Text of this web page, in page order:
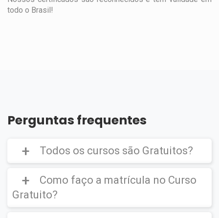
todo o Brasil!
Perguntas frequentes
Todos os cursos são Gratuitos?
Curso Gratuito,porém caso deseje emitir o
Como faço a matrícula no Curso
Gratuito?